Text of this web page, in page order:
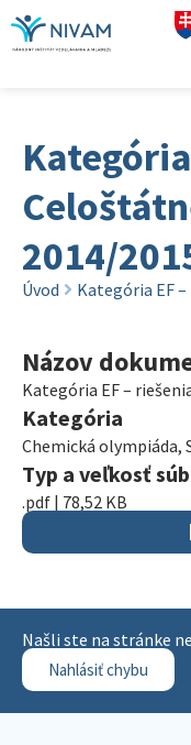
2014/
Úvod Kategória EF
Názov
Kategória EF –
Kategória
Chemická olympiáda,
Typ a veľkosť
.pdf | 78,52 KB
Našli ste na stránke
Nahlásiť chybu